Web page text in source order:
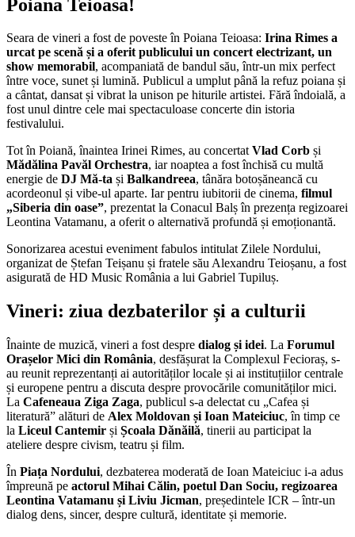
Poiana Teioasa!
Seara de vineri a fost de poveste în Poiana Teioasa: Irina Rimes a
urcat pe scenă și a oferit publicului un concert electrizant, un
show memorabil, acompaniată de bandul său, într-un mix perfect
între voce, sunet și lumină. Publicul a umplut până la refuz poiana și
a cântat, dansat și vibrat la unison pe hiturile artistei. Fără îndoială, a
fost unul dintre cele mai spectaculoase concerte din istoria
festivalului.
Tot în Poiană, înaintea Irinei Rimes, au concertatVlad Corb și
Mădălina Pavăl Orchestra, iar noaptea a fost închisă cu multă
energie de DJ Mă-ta și Balkandreea, tânăra botoșăneancă cu
acordeonul și vibe-ul aparte. Iar pentru iubitorii de cinema, filmul
„Siberia din oase”, prezentat la Conacul Balș în prezența regizoarei
Leontina Vatamanu, a oferit o alternativă profundă și emoționantă.
Sonorizarea acestui eveniment fabulos intitulat Zilele Nordului,
organizat de Ștefan Teișanu și fratele său Alexandru Teioșanu, a fost
asigurată de HD Music România a lui Gabriel Tupiluș.
Vineri: ziua dezbaterilor și a culturii
Înainte de muzică, vineri a fost despre dialog și idei. La Forumul
Orașelor Mici din România, desfășurat la Complexul Fecioraș, s-
au reunit reprezentanți ai autorităților locale și ai instituțiilor centrale
și europene pentru a discuta despre provocările comunităților mici.
La Cafeneaua Ziga Zaga, publicul s-a delectat cu „Cafea și
literatură” alături de Alex Moldovan și Ioan Mateiciuc, în timp ce
la Liceul Cantemir și Școala Dănăilă, tinerii au participat la
ateliere despre civism, teatru și film.
În Piața Nordului, dezbaterea moderată de Ioan Mateiciuc i-a adus
împreună pe actorul Mihai Călin, poetul Dan Sociu, regizoarea
Leontina Vatamanu și Liviu Jicman, președintele ICR – într-un
dialog dens, sincer, despre cultură, identitate și memorie.